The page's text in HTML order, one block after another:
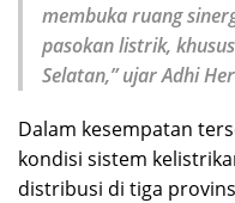
membuka ruang
pasokan listrik,
Selatan,” ujar Adhi
Dalam kesempatan
kondisi sistem
distribusi di tiga